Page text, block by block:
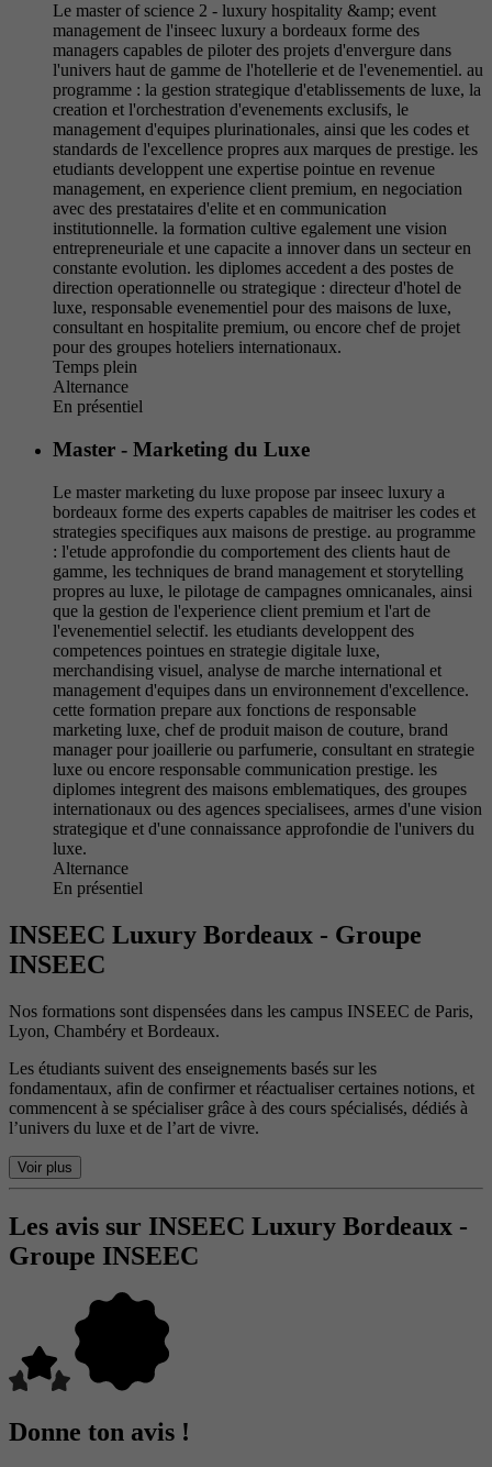
Le master of science 2 - luxury hospitality &amp; event
management de l'inseec luxury a bordeaux forme des
managers capables de piloter des projets d'envergure dans
l'univers haut de gamme de l'hotellerie et de l'evenementiel. au
programme : la gestion strategique d'etablissements de luxe, la
creation et l'orchestration d'evenements exclusifs, le
management d'equipes plurinationales, ainsi que les codes et
standards de l'excellence propres aux marques de prestige. les
etudiants developpent une expertise pointue en revenue
management, en experience client premium, en negociation
avec des prestataires d'elite et en communication
institutionnelle. la formation cultive egalement une vision
entrepreneuriale et une capacite a innover dans un secteur en
constante evolution. les diplomes accedent a des postes de
direction operationnelle ou strategique : directeur d'hotel de
luxe, responsable evenementiel pour des maisons de luxe,
consultant en hospitalite premium, ou encore chef de projet
pour des groupes hoteliers internationaux.
Temps plein
Alternance
En présentiel
Master - Marketing du Luxe
Le master marketing du luxe propose par inseec luxury a
bordeaux forme des experts capables de maitriser les codes et
strategies specifiques aux maisons de prestige. au programme
: l'etude approfondie du comportement des clients haut de
gamme, les techniques de brand management et storytelling
propres au luxe, le pilotage de campagnes omnicanales, ainsi
que la gestion de l'experience client premium et l'art de
l'evenementiel selectif. les etudiants developpent des
competences pointues en strategie digitale luxe,
merchandising visuel, analyse de marche international et
management d'equipes dans un environnement d'excellence.
cette formation prepare aux fonctions de responsable
marketing luxe, chef de produit maison de couture, brand
manager pour joaillerie ou parfumerie, consultant en strategie
luxe ou encore responsable communication prestige. les
diplomes integrent des maisons emblematiques, des groupes
internationaux ou des agences specialisees, armes d'une vision
strategique et d'une connaissance approfondie de l'univers du
luxe.
Alternance
En présentiel
INSEEC Luxury Bordeaux - Groupe
INSEEC
Nos formations sont dispensées dans les campus INSEEC de Paris,
Lyon, Chambéry et Bordeaux.
Les étudiants suivent des enseignements basés sur les
fondamentaux, afin de confirmer et réactualiser certaines notions, et
commencent à se spécialiser grâce à des cours spécialisés, dédiés à
l’univers du luxe et de l’art de vivre.
Voir plus
Les avis sur INSEEC Luxury Bordeaux -
Groupe INSEEC
Donne ton avis !